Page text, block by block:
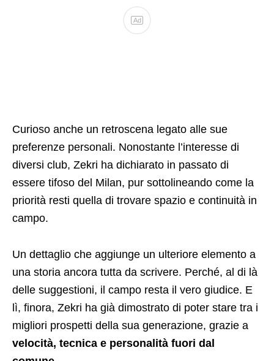
Ad
Curioso anche un retroscena legato alle sue
preferenze personali. Nonostante l’interesse di
diversi club, Zekri ha dichiarato in passato di
essere tifoso del Milan, pur sottolineando come la
priorità resti quella di trovare spazio e continuità in
campo.
Un dettaglio che aggiunge un ulteriore elemento a
una storia ancora tutta da scrivere. Perché, al di là
delle suggestioni, il campo resta il vero giudice. E
lì, finora, Zekri ha già dimostrato di poter stare tra i
migliori prospetti della sua generazione, grazie a
velocità, tecnica e personalità fuori dal